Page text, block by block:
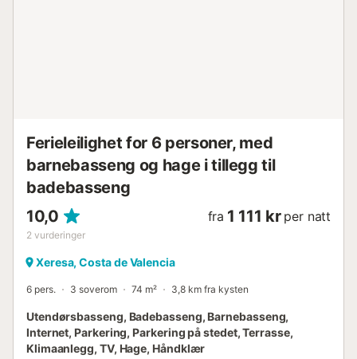
Ferieleilighet for 6 personer, med
barnebasseng og hage i tillegg til
badebasseng
10,0
2 vurderinger
fra 1 111 kr per natt
Xeresa, Costa de Valencia
6 pers. 3 soverom 74 m² 3,8 km fra kysten
Utendørsbasseng, Badebasseng, Barnebasseng,
Internet, Parkering, Parkering på stedet, Terrasse,
Klimaanlegg, TV, Hage, Håndklær